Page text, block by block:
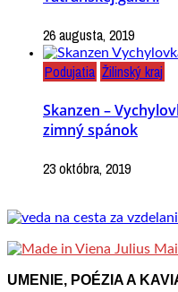
26 augusta, 2019
Podujatia Žilinský kraj
Skanzen –
zimný spánok
23 októbra, 2019
UMENIE, POÉZIA A